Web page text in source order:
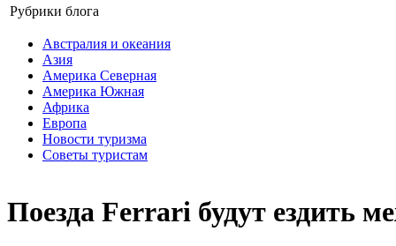
Рубрики блога
Австралия и океания
Азия
Америка Северная
Америка Южная
Африка
Европа
Новости туризма
Советы туристам
Поезда Ferrari будут ездить